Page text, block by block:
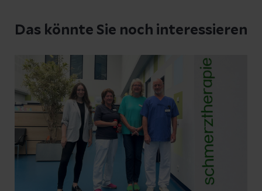
Das könnte Sie noch interessieren